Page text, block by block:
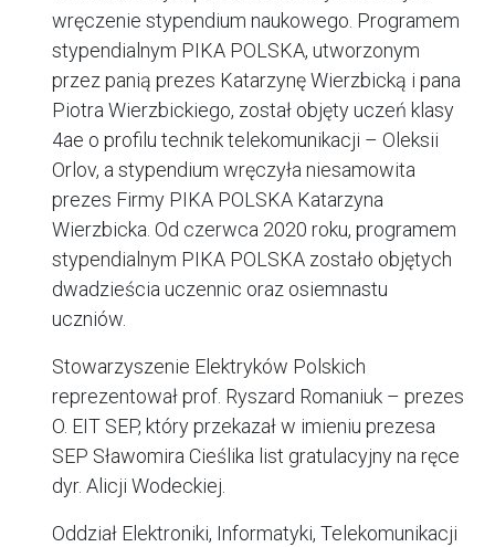
wręczenie stypendium naukowego. Programem
stypendialnym PIKA POLSKA, utworzonym
przez panią prezes Katarzynę Wierzbicką i pana
Piotra Wierzbickiego, został objęty uczeń klasy
4ae o profilu technik telekomunikacji – Oleksii
Orlov, a stypendium wręczyła niesamowita
prezes Firmy PIKA POLSKA Katarzyna
Wierzbicka. Od czerwca 2020 roku, programem
stypendialnym PIKA POLSKA zostało objętych
dwadzieścia uczennic oraz osiemnastu
uczniów.
Stowarzyszenie Elektryków Polskich
reprezentował prof. Ryszard Romaniuk – prezes
O. EIT SEP, który przekazał w imieniu prezesa
SEP Sławomira Cieślika list gratulacyjny na ręce
dyr. Alicji Wodeckiej.
Oddział Elektroniki, Informatyki, Telekomunikacji